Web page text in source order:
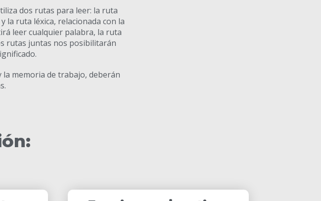
dos rutas para leer: la ruta
la ruta léxica, relacionada con la
leer cualquier palabra, la ruta
rutas juntas nos posibilitarán
memoria de trabajo, deberán